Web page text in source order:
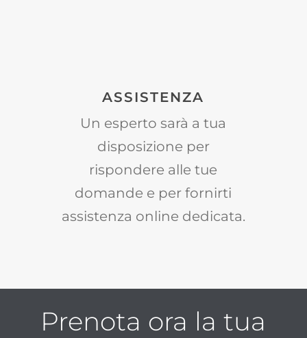
ASSISTENZA
Un esperto sarà a tua
disposizione per
rispondere alle tue
domande e per fornirti
assistenza online dedicata.
Prenota ora la tua